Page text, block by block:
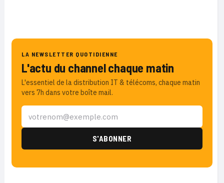
LA NEWSLETTER QUOTIDIENNE
L'actu du channel chaque matin
L'essentiel de la distribution IT & télécoms, chaque matin
vers 7h dans votre boîte mail.